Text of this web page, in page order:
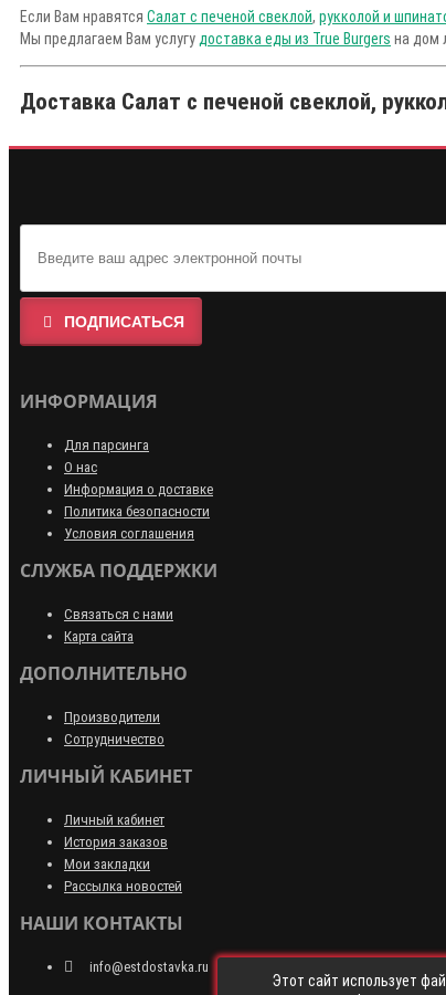
Если Вам нравятся Салат с печеной свеклой, рукколой и
Мы предлагаем Вам услугу доставка еды из True Burgers на дом
Доставка Салат с печеной свеклой,
ПОДПИСАТЬСЯ
ИНФОРМАЦИЯ
Для парсинга
О нас
Информация о доставке
Политика безопасности
Условия соглашения
СЛУЖБА ПОДДЕРЖКИ
Связаться с нами
Карта сайта
ДОПОЛНИТЕЛЬНО
Производители
Сотрудничество
ЛИЧНЫЙ КАБИНЕТ
Личный кабинет
История заказов
Мои закладки
Рассылка новостей
НАШИ КОНТАКТЫ
info@estdostavka.ru
Этот сайт использует